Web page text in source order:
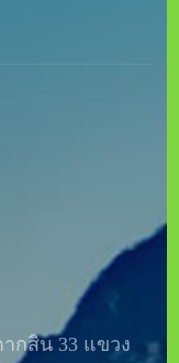
ากสิน 33 แขวง